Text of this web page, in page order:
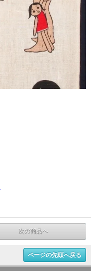
次の商品へ
ページの先頭へ戻る